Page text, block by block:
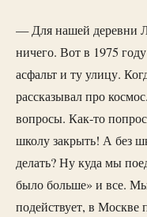
— Для нашей деревни
ничего. Вот в 1975
асфальт и ту улицу.
рассказывал про
вопросы. Как-то
школу закрыть! А без
делать? Ну куда мы
было больше» и все.
подействует, в